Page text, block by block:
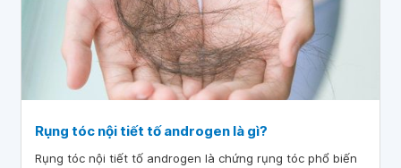
Rụng tóc nội tiết tố androgen là gì?
Rụng tóc nội tiết tố androgen là chứng rụng tóc phổ biến